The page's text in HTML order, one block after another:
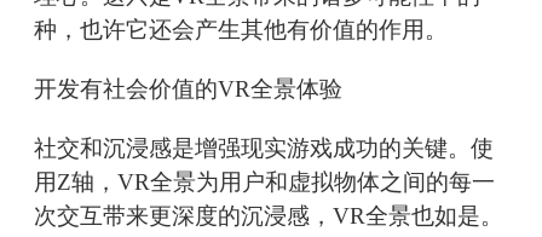
种，也许它还会产生其他有价值的作用。
开发有社会价值的VR全景体验
社交和沉浸感是增强现实游戏成功的关键。使
用Z轴，VR全景为用户和虚拟物体之间的每一
次交互带来更深度的沉浸感，VR全景也如是。